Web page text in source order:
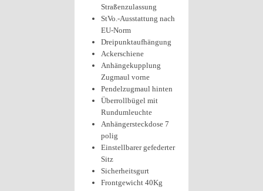
Straßenzulassung
StVo.-Ausstattung nach
EU-Norm
Dreipunktaufhängung
Ackerschiene
Anhängekupplung
Zugmaul vorne
Pendelzugmaul hinten
Überrollbügel mit
Rundumleuchte
Anhängersteckdose 7
polig
Einstellbarer gefederter
Sitz
Sicherheitsgurt
Frontgewicht 40Kg